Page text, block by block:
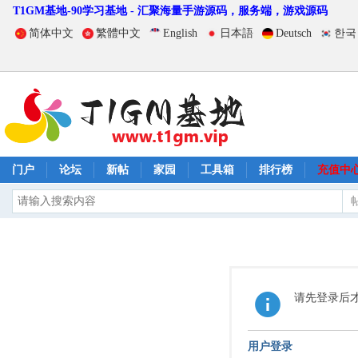
T1GM基地-90学习基地 - 汇聚海量手游源码，服务端，游戏源码
简体中文
繁體中文 English 日本語 Deutsch 한
门户 论坛 新帖 家园 工具箱 排行榜 充值中
请先登录后
用户登录